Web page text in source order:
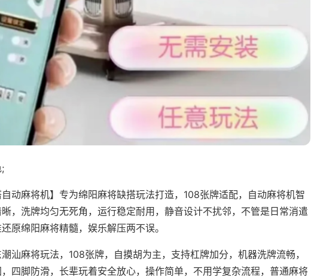
自动麻将机】专为绵阳麻将缺搭玩法打造，108张牌适配，自动麻将机智
，洗牌均匀无死角，运行稳定耐用，静音设计不扰邻，不管是日常消遣
原绵阳麻将精髓，娱乐解压两不误。
汕麻将玩法，108张牌，自摸胡为主，支持杠牌加分，机器洗牌流畅，
四脚防滑，长辈玩着安全放心，操作简单，不用学复杂流程，普通麻将